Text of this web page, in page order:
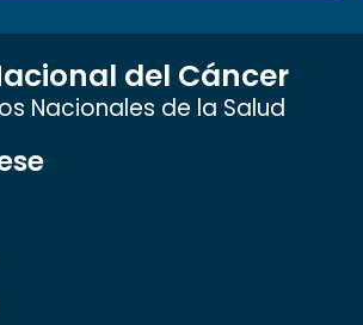
del Cáncer
Nacionales de la Salud